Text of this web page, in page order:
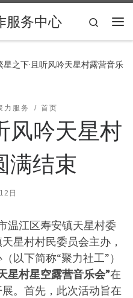
服务中心
Search
星之下·且听风吟天星村露营音乐
力服务 首页
风吟天星村
满结束
日
温江区寿安镇天星村委
星村村民委员会主办，
以下简称“聚力社工”）
星村星空露营音乐会”在
。首先，此次活动旨在